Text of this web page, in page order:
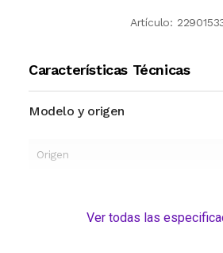
Artículo:
Características Técnicas
Modelo y origen
Origen
Ver todas las